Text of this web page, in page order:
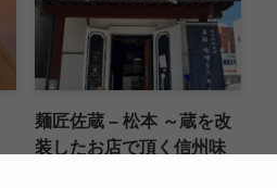
麺匠佐蔵 – 松本 ～蔵を改
装したお店で頂く信州味